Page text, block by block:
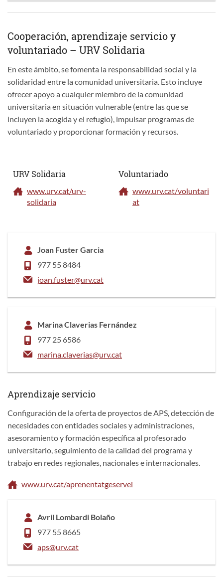
Cooperación, aprendizaje servicio y
voluntariado – URV Solidaria
En este ámbito, se fomenta la responsabilidad social y la
solidaridad entre la comunidad universitaria. Esto incluye
ofrecer apoyo a cualquier miembro de la comunidad
universitaria en situación vulnerable (entre las que se
incluyen la acogida y el refugio), impulsar programas de
voluntariado y proporcionar formación y recursos.
URV Solidaria
www.urv.cat/urv-
solidaria
Voluntariado
www.urv.cat/voluntari
at
Joan Fuster Garcia
977 55 8484
joan.fuster@urv.cat
Marina Claverias Fernández
977 25 6586
marina.claverias@urv.cat
Aprendizaje servicio
Configuración de la oferta de proyectos de APS, detección de
necesidades con entidades sociales y administraciones,
asesoramiento y formación específica al profesorado
universitario, seguimiento de la calidad del programa y
trabajo en redes regionales, nacionales e internacionales.
www.urv.cat/aprenentatgeservei
Avril Lombardi Bolaño
977 55 8665
aps@urv.cat